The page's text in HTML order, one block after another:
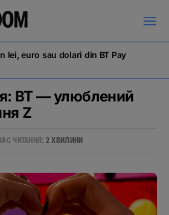
lei, euro sau dolari din BT Pay
BT — улюблений
Z
ЧИТАННЯ: 2 ХВИЛИНИ